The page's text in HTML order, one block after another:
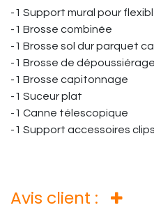
-1 Support mural pour
-1 Brosse combinée
-1 Brosse sol dur parquet
-1 Brosse de dépoussiérage
-1 Brosse capitonnage
-1 Suceur plat
-1 Canne télescopique
-1 Support accessoires
Avis client :